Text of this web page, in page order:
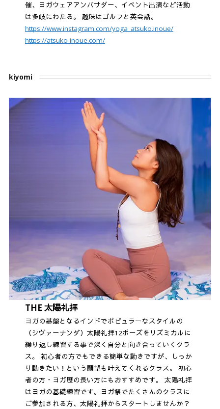
催、ヨガウェアアンバサダー、イベント出演など活動
は多岐にわたる。 趣味はゴルフと英会話。
https://www.instagram.com/yoga_atsuko.inoue/
https://atsuko-inoue.com/
kiyomi
THE 太陽礼拝
ヨガの基盤となるインドでポピュラーなスタイルの
（シヴァーナンダ）太陽礼拝12ポーズをリズミカルに
繰り返し練習する事で深く自分と向き合っていくクラ
ス。 初心者の方でもできる簡単な動きですが、しっか
り動きたい！という願望も叶えてくれるクラス。 初心
者の方・ヨガ歴の長い方にもおすすめです。 太陽礼拝
はヨガの基礎練習です。ヨガ祭でたくさんのクラスに
ご参加される方、太陽礼拝からスタートしませんか？